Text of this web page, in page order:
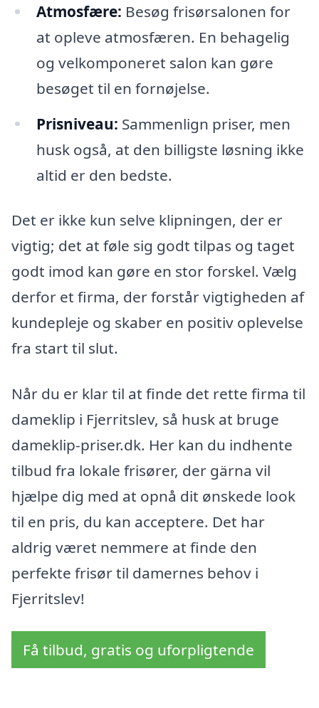
Atmosfære: Besøg frisørsalonen for
at opleve atmosfæren. En behagelig
og velkomponeret salon kan gøre
besøget til en fornøjelse.
Prisniveau: Sammenlign priser, men
husk også, at den billigste løsning ikke
altid er den bedste.
Det er ikke kun selve klipningen, der er
vigtig; det at føle sig godt tilpas og taget
godt imod kan gøre en stor forskel. Vælg
derfor et firma, der forstår vigtigheden af
kundepleje og skaber en positiv oplevelse
fra start til slut.
Når du er klar til at finde det rette firma til
dameklip i Fjerritslev, så husk at bruge
dameklip-priser.dk. Her kan du indhente
tilbud fra lokale frisører, der gärna vil
hjælpe dig med at opnå dit ønskede look
til en pris, du kan acceptere. Det har
aldrig været nemmere at finde den
perfekte frisør til damernes behov i
Fjerritslev!
Få tilbud, gratis og uforpligtende